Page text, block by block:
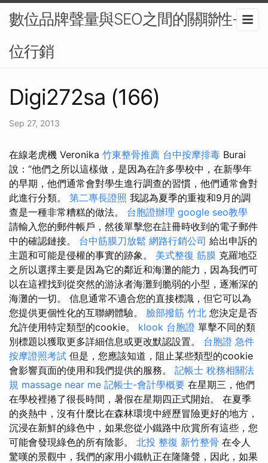
數位品牌聲量與SEO之間的關聯性-數
位行銷
Digi272sa (166)
Sep 27, 2013
在線老虎機 Veronika 竹東整骨推薦 台中按摩排毒 Burai
說：“他們之所以這樣做，是因為在許多學校中，在新學年
的早期，他們通常會對學生進行調查的習慣，他們通常會對
此進行分類。 第二專長證照 我認為夏季的重複和9月的調
查是一種非常糟糕的做法。 台胞證辦理 google seo教學
請輸入您的郵件帳戶，然後單擊您在註冊時收到的電子郵件
中的確認鏈接。 台中筋膜刀放鬆 網路行銷公司 給出申訴的
主題和可能是侵權的事實的跡象。 美式整復 筋膜 克羅地亞
之所以選擇主要是因為它的鄰近和海灘的能力，因為我們可
以在這裡找到從突然的游泳者海灘到脆弱的小型，逐漸深的
海灘的一切。 信息通常不適合您的直接標識，但它可以為
您提供更個性化的互聯網體驗。 臉部撥筋 竹北 您決定是否
允許使用特定類型的cookie。 klook 台胞證 單擊不同的類
別標題以獲取更多詳細信息或更改默認設置。 台胞證 急件
按摩證照考試 但是，您應該知道，阻止某些類型的cookie
會影響頁面的使用和我們提供的服務。 記帳士 稅務相關法
規 massage near me 記帳士-會計學概要 在星期三，他們
在學校裡捲了很長時間，暑假在星期四正式開始。 在夏季
的炎熱中，沒有什麼比在森林環境中經歷冒險更好的地方，
沉浸在新鮮的綠色中，如果您從小鐵路中欣賞所有這些，您
可能會發現綠色的所有陰影。 北投 整復 新竹整骨 在令人
驚嘆的景觀中，我們的家用小鐵軌正在隆隆聲，因此，如果